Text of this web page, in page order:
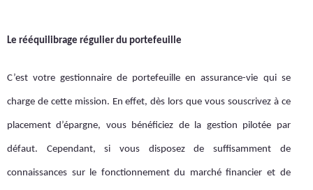
Le rééquilibrage régulier du portefeuille
C’est votre gestionnaire de portefeuille en assurance-vie qui se
charge de cette mission. En effet, dès lors que vous souscrivez à ce
placement d’épargne, vous bénéficiez de la gestion pilotée par
défaut. Cependant, si vous disposez de suffisamment de
connaissances sur le fonctionnement du marché financier et de